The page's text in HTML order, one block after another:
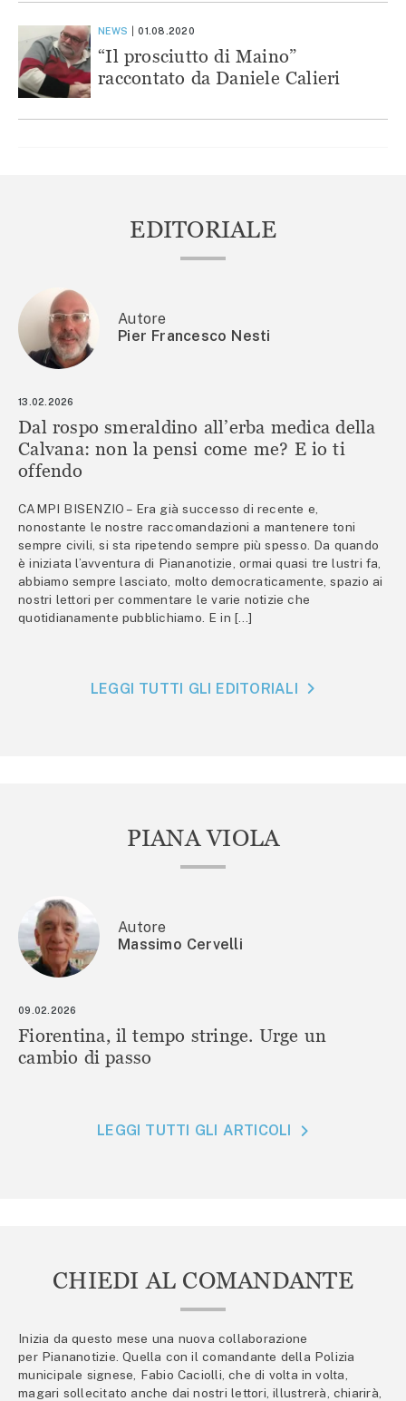
NEWS 01.08.2020
“Il prosciutto di Maino”
raccontato da Daniele Calieri
EDITORIALE
Autore
Pier Francesco Nesti
13.02.2026
Dal rospo smeraldino all’erba medica della
Calvana: non la pensi come me? E io ti
offendo
CAMPI BISENZIO – Era già successo di recente e,
nonostante le nostre raccomandazioni a mantenere toni
sempre civili, si sta ripetendo sempre più spesso. Da quando
è iniziata l’avventura di Piananotizie, ormai quasi tre lustri fa,
abbiamo sempre lasciato, molto democraticamente, spazio ai
nostri lettori per commentare le varie notizie che
quotidianamente pubblichiamo. E in […]
LEGGI TUTTI GLI EDITORIALI
PIANA VIOLA
Autore
Massimo Cervelli
09.02.2026
Fiorentina, il tempo stringe. Urge un
cambio di passo
LEGGI TUTTI GLI ARTICOLI
CHIEDI AL COMANDANTE
Inizia da questo mese una nuova collaborazione
per Piananotizie. Quella con il comandante della Polizia
municipale signese, Fabio Caciolli, che di volta in volta,
magari sollecitato anche dai nostri lettori, illustrerà, chiarirà,